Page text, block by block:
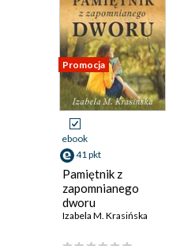
Promocja
ebook
41 pkt
Pamiętnik z
zapomnianego
dworu
Izabela M. Krasińska